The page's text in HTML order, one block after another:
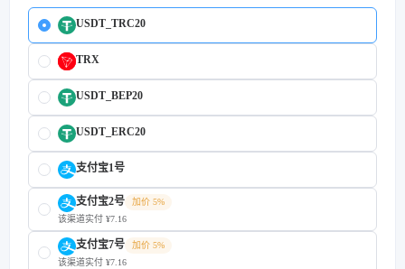
USDT_TRC20
TRX
USDT_BEP20
USDT_ERC20
支付宝1号
支付宝2号
加价 5%
该渠道实付 ¥7.16
支付宝7号
加价 5%
该渠道实付 ¥7.16